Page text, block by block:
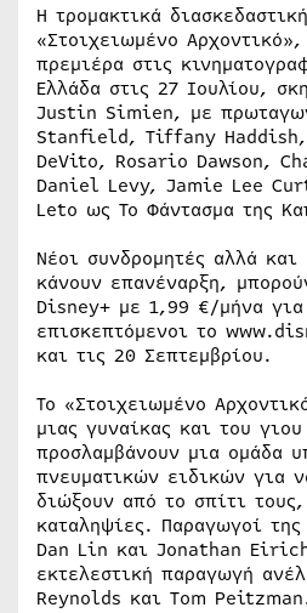
Η τρομακτικά
«Στοιχειωμένο
πρεμιέρα στις
Ελλάδα στις 27 Ιουλίου,
Justin Simien, με
Stanfield, Tiffany Haddish,
DeVito, Rosario Dawson,
Daniel Levy, Jamie Lee
Leto ως Το Φάντασμα της
Νέοι συνδρομητές αλλά και
κάνουν επανέναρξη,
Disney+ με 1,99 €/μήνα για
επισκεπτόμενοι το
και τις 20 Σεπτεμβρίου.
Το «Στοιχειωμένο
μιας γυναίκας και του
προσλαμβάνουν μια ομάδα
πνευματικών ειδικών για
διώξουν από το σπίτι
καταληψίες. Παραγωγοί της
Dan Lin και Jonathan
εκτελεστική παραγωγή
Reynolds και Tom